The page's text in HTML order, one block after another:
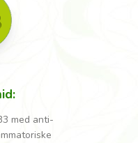
:
med anti-